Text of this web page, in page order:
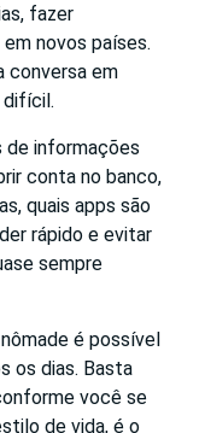
fazer
novos países.
conversa em
difícil.
de informações
conta no banco,
quais apps são
rápido e evitar
sempre
é possível
os dias. Basta
você se
de vida, é o